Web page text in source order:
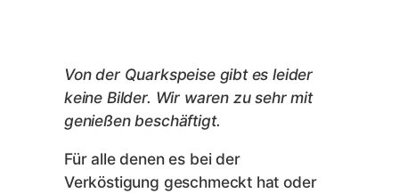
Von der Quarkspeise gibt es leider
keine Bilder. Wir waren zu sehr mit
genießen beschäftigt.
Für alle denen es bei der
Verköstigung geschmeckt hat oder